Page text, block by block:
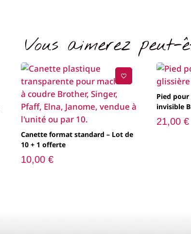
Vous aimerez peut-
Canette format standard – Lot de
10 + 1 offerte
10,00€
Pied
invisible
21,00€